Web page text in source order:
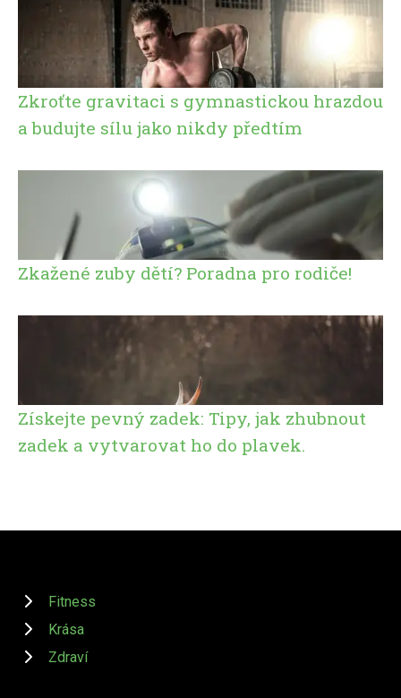
Zkroťte gravitaci s gymnastickou hrazdou
a budujte sílu jako nikdy předtím
Zkažené zuby dětí? Poradna pro rodiče!
Získejte pevný zadek: Tipy, jak zhubnout
zadek a vytvarovat ho do plavek.
Fitness
Krása
Zdraví